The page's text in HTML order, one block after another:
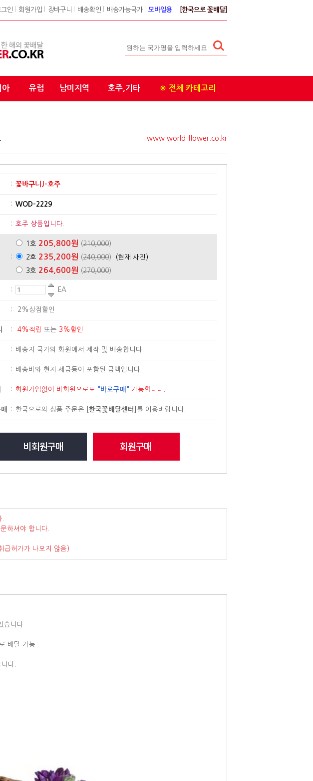
인 회원가입 장바구니 배송확인 배송가능국가 모바일용 [한국으로 꽃배달]
아 유럽 남미지역 호주,기타 ※ 전체 카테고리
www.world-flower.co.kr
: 꽃바구니J-호주
: WOD-2229
: 호주 상품입니다.
:
1호 205,800원 (210,000)
2호 235,200원 (240,000) (현재 사진)
3호 264,600원 (270,000)
: EA
: 2%상점할인
: 4%적립 또는 3%할인
: 배송지 국가의 화원에서 제작 및 배송합니다.
: 배송비와 현지 세금등이 포함된 금액입니다.
: 회원가입없이 비회원으로도 "바로구매" 가능합니다.
: 한국으로의 상품 주문은 한국꽃배달센터 를 이용바랍니다.
하셔야 합니다.
급허가가 나오지 않음)
습니다
배달 가능
다.